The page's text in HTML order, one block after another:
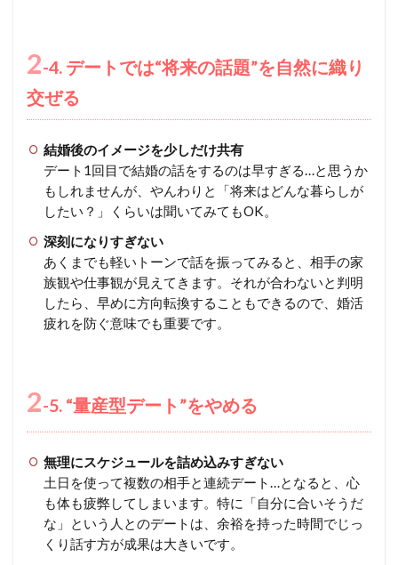
2-4. デートでは“将来の話題”を自然に織り
交ぜる
結婚後のイメージを少しだけ共有
デート1回目で結婚の話をするのは早すぎる…と思うか
もしれませんが、やんわりと「将来はどんな暮らしが
したい？」くらいは聞いてみてもOK。
深刻になりすぎない
あくまでも軽いトーンで話を振ってみると、相手の家
族観や仕事観が見えてきます。それが合わないと判明
したら、早めに方向転換することもできるので、婚活
疲れを防ぐ意味でも重要です。
2-5. “量産型デート”をやめる
無理にスケジュールを詰め込みすぎない
土日を使って複数の相手と連続デート…となると、心
も体も疲弊してしまいます。特に「自分に合いそうだ
な」という人とのデートは、余裕を持った時間でじっ
くり話す方が成果は大きいです。